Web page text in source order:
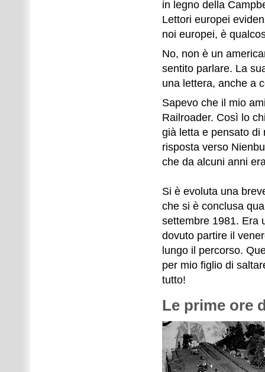
in legno della
Lettori europei
noi europei, è
No, non è un
sentito parlare. La
una lettera, anche a
Sapevo che il mio
Railroader. Così lo
già letta e pensato di
risposta verso
che da alcuni anni
Si è evoluta una
che si è conclusa
settembre 1981. Era
dovuto partire il
lungo il percorso.
per mio figlio di
tutto!
Le prime ore